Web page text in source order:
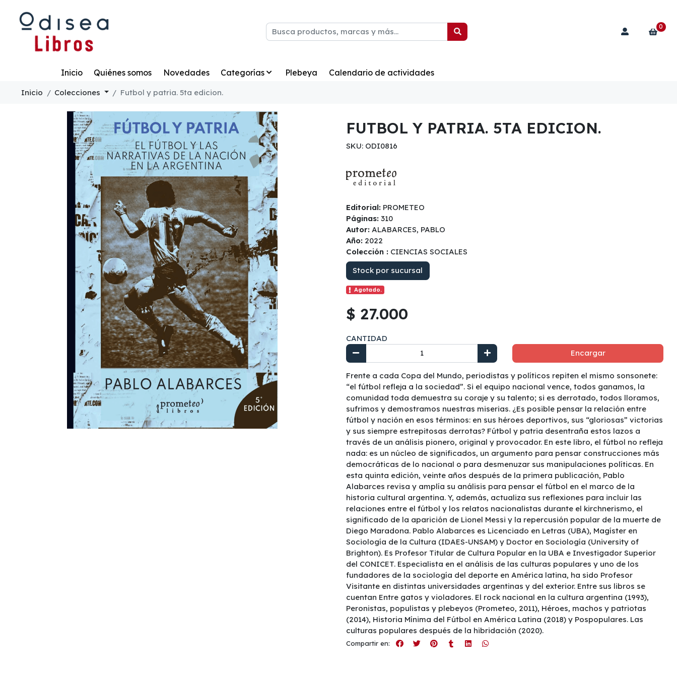
0
Inicio Quiénes somos Novedades Categorías Plebeya Calendario de actividades
Inicio Colecciones Futbol y patria. 5ta edicion.
FUTBOL Y PATRIA. 5TA EDICION.
SKU: ODI0816
Editorial: PROMETEO
Páginas: 310
Autor: ALABARCES, PABLO
Año: 2022
Colección : CIENCIAS SOCIALES
Stock por sucursal
Agotado.
$ 27.000
CANTIDAD
Encargar
Frente a cada Copa del Mundo, periodistas y políticos repiten el mismo sonsonete:
“el fútbol refleja a la sociedad”. Si el equipo nacional vence, todos ganamos, la
comunidad toda demuestra su coraje y su talento; si es derrotado, todos lloramos,
sufrimos y demostramos nuestras miserias. ¿Es posible pensar la relación entre
fútbol y nación en esos términos: en sus héroes deportivos, sus “gloriosas” victorias
y sus siempre estrepitosas derrotas? Fútbol y patria desentraña estos lazos a
través de un análisis pionero, original y provocador. En este libro, el fútbol no refleja
nada: es un núcleo de significados, un argumento para pensar construcciones más
democráticas de lo nacional o para desmenuzar sus manipulaciones políticas. En
esta quinta edición, veinte años después de la primera publicación, Pablo
Alabarces revisa y amplía su análisis para pensar el fútbol en el marco de la
historia cultural argentina. Y, además, actualiza sus reflexiones para incluir las
relaciones entre el fútbol y los relatos nacionalistas durante el kirchnerismo, el
significado de la aparición de Lionel Messi y la repercusión popular de la muerte de
Diego Maradona. Pablo Alabarces es Licenciado en Letras (UBA), Magíster en
Sociología de la Cultura (IDAES-UNSAM) y Doctor en Sociología (University of
Brighton). Es Profesor Titular de Cultura Popular en la UBA e Investigador Superior
del CONICET. Especialista en el análisis de las culturas populares y uno de los
fundadores de la sociología del deporte en América latina, ha sido Profesor
Visitante en distintas universidades argentinas y del exterior. Entre sus libros se
cuentan Entre gatos y violadores. El rock nacional en la cultura argentina (1993),
Peronistas, populistas y plebeyos (Prometeo, 2011), Héroes, machos y patriotas
(2014), Historia Mínima del Fútbol en América Latina (2018) y Pospopulares. Las
culturas populares después de la hibridación (2020).
Compartir en: